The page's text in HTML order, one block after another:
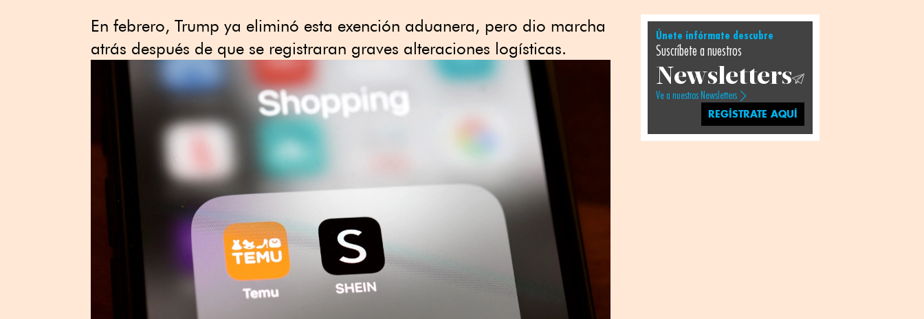
En febrero, Trump ya eliminó esta exención aduanera, pero dio marcha
atrás después de que se registraran graves alteraciones logísticas.
Únete infórmate descubre
Suscríbete a nuestros
Newsletters
Ve a nuestros Newsletters
REGÍSTRATE AQUÍ